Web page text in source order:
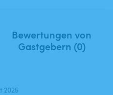
Bewertungen von
Gastgebern (0)
2025